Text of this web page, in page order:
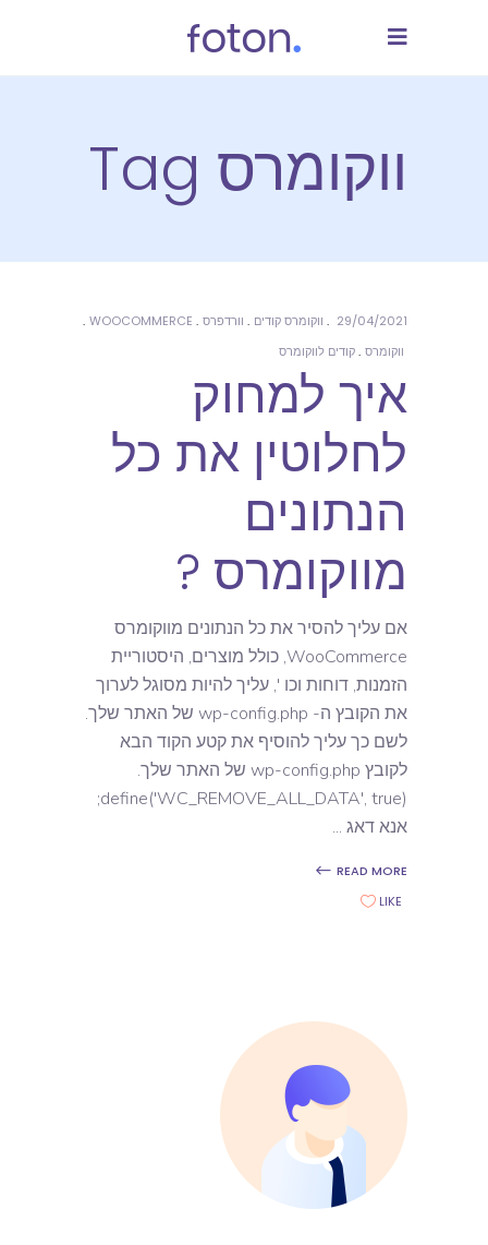
ווקומרס Tag
29/04/2021 ווקומרס קודים וורדפרס
WOOCOMMERCE
ווקומרס קודים לווקומרס
איך למחוק
לחלוטין את כל
הנתונים
מווקומרס ?
אם עליך להסיר את כל הנתונים מווקומרס
WooCommerce, כולל מוצרים, היסטוריית
הזמנות, דוחות וכו ', עליך להיות מסוגל לערוך
את הקובץ ה- wp-config.php של האתר שלך.
לשם כך עליך להוסיף את קטע הקוד הבא
לקובץ wp-config.php של האתר שלך.
define('WC_REMOVE_ALL_DATA', true);
אנא דאג
READ MORE
LIKE